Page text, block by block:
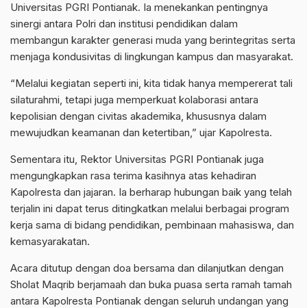
Universitas PGRI Pontianak. Ia menekankan pentingnya
sinergi antara Polri dan institusi pendidikan dalam
membangun karakter generasi muda yang berintegritas serta
menjaga kondusivitas di lingkungan kampus dan masyarakat.
“Melalui kegiatan seperti ini, kita tidak hanya mempererat tali
silaturahmi, tetapi juga memperkuat kolaborasi antara
kepolisian dengan civitas akademika, khususnya dalam
mewujudkan keamanan dan ketertiban,” ujar Kapolresta.
Sementara itu, Rektor Universitas PGRI Pontianak juga
mengungkapkan rasa terima kasihnya atas kehadiran
Kapolresta dan jajaran. Ia berharap hubungan baik yang telah
terjalin ini dapat terus ditingkatkan melalui berbagai program
kerja sama di bidang pendidikan, pembinaan mahasiswa, dan
kemasyarakatan.
Acara ditutup dengan doa bersama dan dilanjutkan dengan
Sholat Maqrib berjamaah dan buka puasa serta ramah tamah
antara Kapolresta Pontianak dengan seluruh undangan yang